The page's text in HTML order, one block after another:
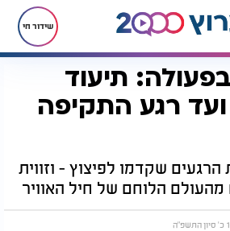
שידור חי
חיל האוויר בפעולה: תיעוד מההמראה ועד רגע התקיפה בלב איראן
תיעוד
רגע התקיפה
שקדמו לפיצוץ - וזווית
מהעולם הלוחם של חיל האוויר